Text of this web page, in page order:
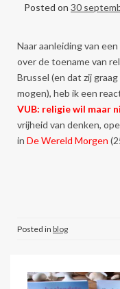
Posted on 30
Naar aanleiding van
over de toename van
Brussel (en dat zij
mogen), heb ik een
VUB: religie wil maar
vrijheid van denken,
in De Wereld Morgen
Posted in blog